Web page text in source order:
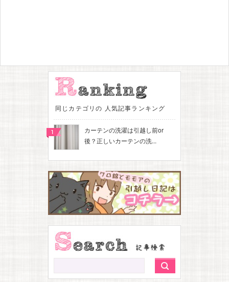
同じカテゴリの 人気記事ランキング
カーテンの洗濯は引越し前or
後？正しいカーテンの洗...